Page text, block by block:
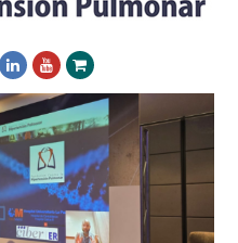
LinkedInYoutube
Xing